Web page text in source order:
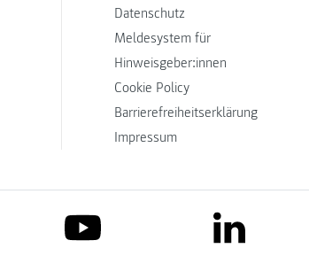
Datenschutz
Meldesystem für
Hinweisgeber:innen
Cookie Policy
Barrierefreiheitserklärung
Impressum
link to youtube link to